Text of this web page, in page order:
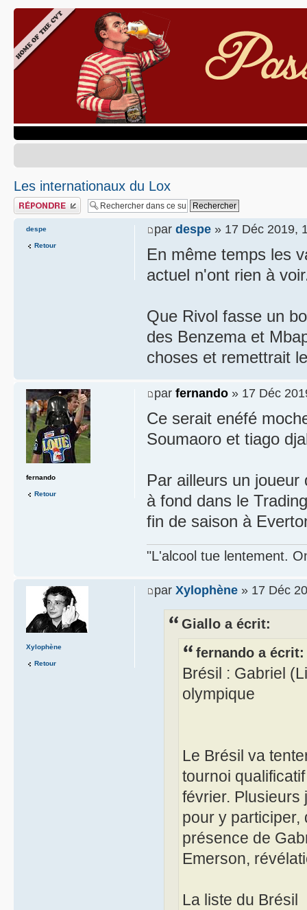
Les internationaux du Lox
Publier une réponse
par despe » 17 Déc 2019,
En même temps les
actuel n'ont rien à
Que Rivol fasse un
des Benzema et
choses et remettrait
despe
Retour
par fernando » 17 Déc
Ce serait enéfé
Soumaoro et tiago
Par ailleurs un
à fond dans le
fin de saison à
"L'alcool tue lentement.
fernando
Retour
par Xylophène » 17 Déc
Giallo a écrit:
fernando a écrit:
Brésil : Gabriel
olympique
Le Brésil va
tournoi
février. Plusieurs
pour y participer,
présence de
Emerson,
La liste du Brésil
Xylophène
Retour